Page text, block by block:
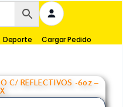
Deporte Cargar Pedido
C/ REFLECTIVOS -6oz –